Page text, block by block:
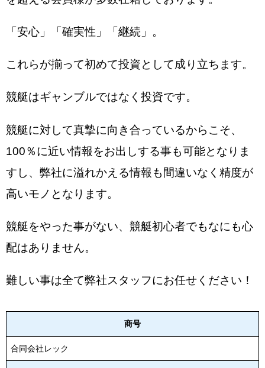
「安心」「確実性」「継続」。
これらが揃って初めて投資として成り立ちます。
競艇はギャンブルではなく投資です。
競艇に対して真摯に向き合っているからこそ、
100％に近い情報をお出しする事も可能となりま
すし、弊社に溢れかえる情報も間違いなく精度が
高いモノとなります。
競艇をやった事がない、競艇初心者でもなにも心
配はありません。
難しい事は全て弊社スタッフにお任せください！
商号
合同会社レック